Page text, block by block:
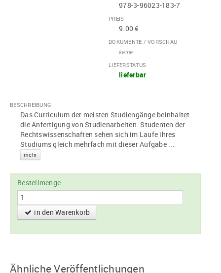
978-3-96023-183-7
PREIS
9.00 €
DOKUMENTE / VORSCHAU
keine
LIEFERSTATUS
lieferbar
BESCHREIBUNG
Das Curriculum der meisten Studiengänge beinhaltet
die Anfertigung von Studienarbeiten. Studenten der
Rechtswissenschaften sehen sich im Laufe ihres
Studiums gleich mehrfach mit dieser Aufgabe ...
mehr
Bestellmenge
in den Warenkorb
Ähnliche Veröffentlichungen